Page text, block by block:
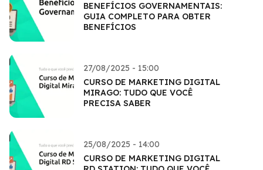
BENEFÍCIOS GOVERNAMENTAIS:
GUIA COMPLETO PARA OBTER
BENEFÍCIOS
27/08/2025 - 15:00
CURSO DE MARKETING DIGITAL
MIRAGO: TUDO QUE VOCÊ
PRECISA SABER
25/08/2025 - 14:00
CURSO DE MARKETING DIGITAL